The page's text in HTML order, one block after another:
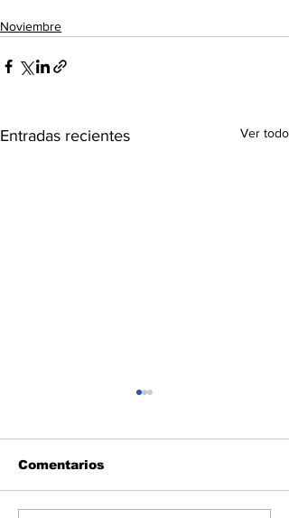
Noviembre
Entradas recientes Ver todo
Comentarios